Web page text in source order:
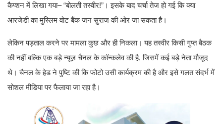
कैप्शन में लिखा गया– “बोलती तस्वीर!”। इसके बाद चर्चा तेज हो गई कि क्या
आरजेडी का मुस्लिम वोट बैंक जन सुराज की ओर जा सकता है।
लेकिन पड़ताल करने पर मामला कुछ और ही निकला। यह तस्वीर किसी गुप्त बैठक
की नहीं बल्कि एक बड़े न्यूज़ चैनल के कॉन्कलेव की है, जिसमें कई बड़े नेता मौजूद
थे। चैनल के हेड ने पुष्टि की कि फोटो उसी कार्यक्रम की है और इसे गलत संदर्भ में
सोशल मीडिया पर फैलाया जा रहा है।